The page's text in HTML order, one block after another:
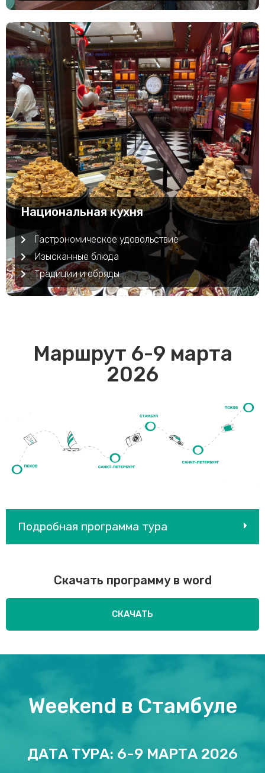
Национальная кухня
Гастрономическое удовольствие
Изысканные блюда
Традиции и обряды
Маршрут 6-9 марта
2026
Подробная программа тура
Скачать программу в word
СКАЧАТЬ
Weekend в Стамбуле
ДАТА ТУРА: 6-9 МАРТА 2026